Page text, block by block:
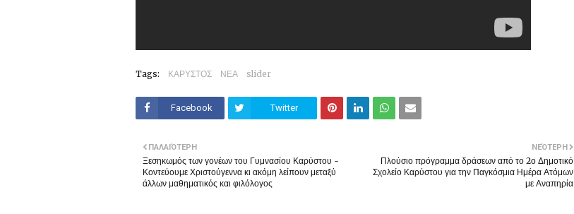
Tags: ΚΑΡΥΣΤΟΣ ΝΕΑ slider
Facebook Twitter
ΝΕΌΤΕΡΗ
Πλούσιο πρόγραμμα δράσεων από το 2ο Δημοτικό
Σχολείο Καρύστου για την Παγκόσμια Ημέρα Ατόμων
με Αναπηρία
ΠΑΛΑΙΌΤΕΡΗ
Ξεσηκωμός των γονέων του Γυμνασίου Καρύστου -
Κοντεύουμε Χριστούγεννα κι ακόμη λείπουν μεταξύ
άλλων μαθηματικός και φιλόλογος